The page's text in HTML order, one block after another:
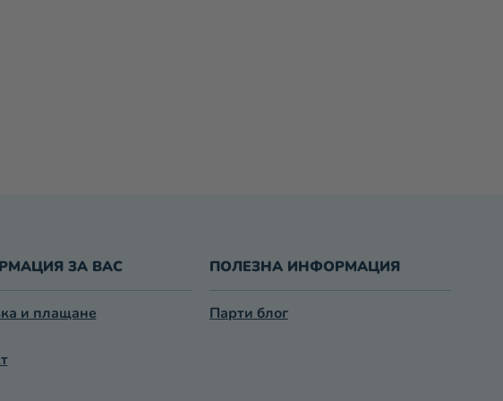
ЗА ВАС
и плащане
ПОЛЕЗНА ИНФОРМАЦИЯ
Парти блог